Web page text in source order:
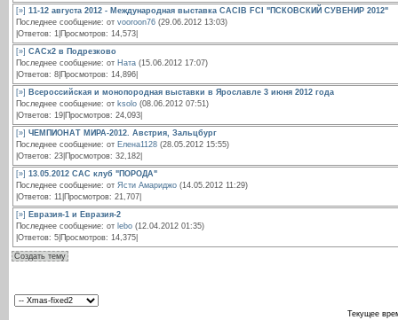
[»] 11-12 августа 2012 - Международная выставка CACIB FCI "ПСКОВСКИЙ СУВЕНИР 2012"
Последнее сообщение: от vooroon76 (29.06.2012 13:03)
|Ответов: 1|Просмотров: 14,573|
[»] САСх2 в Подрезково
Последнее сообщение: от Ната (15.06.2012 17:07)
|Ответов: 8|Просмотров: 14,896|
[»]
Всероссийская и монопородная выставки в Ярославле 3 июня 2012 года
Последнее сообщение: от ksolo (08.06.2012 07:51)
|Ответов: 19|Просмотров: 24,093|
[»] ЧЕМПИОНАТ МИРА-2012. Австрия, Зальцбург
Последнее сообщение: от Елена1128 (28.05.2012 15:55)
|Ответов: 23|Просмотров: 32,182|
[»] 13.05.2012 САС клуб "ПОРОДА"
Последнее сообщение: от Ясти Амариджо (14.05.2012 11:29)
|Ответов: 11|Просмотров: 21,707|
[»]
Евразия-1 и Евразия-2
Последнее сообщение: от lebo (12.04.2012 01:35)
|Ответов: 5|Просмотров: 14,375|
Создать тему
Текущее